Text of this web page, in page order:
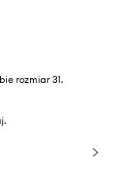
rozmiar 31.